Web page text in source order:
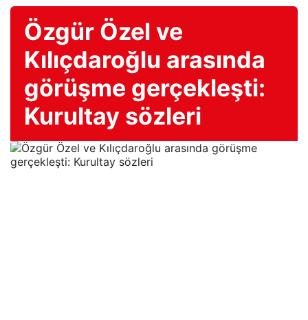
Özgür Özel ve
Kılıçdaroğlu arasında
görüşme gerçekleşti:
Kurultay sözleri